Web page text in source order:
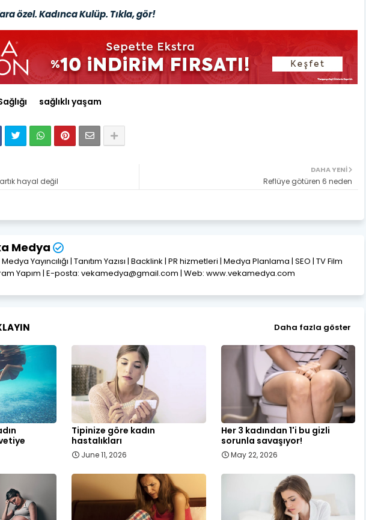
özel. Kadınca Kulüp. Tıkla, gör!
sağlıklı yaşam
DAHA YENI
Reflüye götüren 6 neden
hayal değil
Medya
Yayıncılığı | Tanıtım Yazısı | Backlink | PR hizmetleri | Medya Planlama | SEO | TV Film
Yapım | E-posta: vekamedya@gmail.com | Web: www.vekamedya.com
Daha fazla göster
Tipinize göre kadın
hastalıkları
June 11, 2026
Her 3 kadından 1'i bu gizli
sorunla savaşıyor!
May 22, 2026